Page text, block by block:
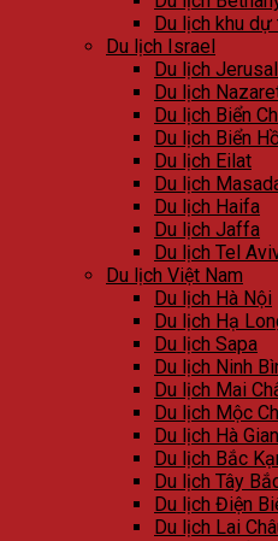
Du lịch khu
Du lịch Israel
Du lịch
Du lịch
Du lịch Biển
Du lịch Biển
Du lịch Eilat
Du lịch
Du lịch Haifa
Du lịch Jaffa
Du lịch Tel
Du lịch Việt Nam
Du lịch Hà Nội
Du lịch Hạ
Du lịch Sapa
Du lịch Ninh
Du lịch Mai
Du lịch Mộc
Du lịch Hà
Du lịch Bắc
Du lịch Tây
Du lịch Điện
Du lịch Lai